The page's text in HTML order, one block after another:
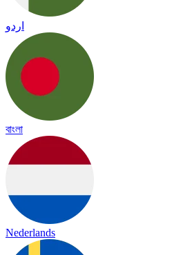
اردو
বাংলা
Nederlands